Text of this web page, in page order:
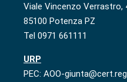
Viale Vincenzo Verrastro,
85100 Potenza PZ
Tel 0971 661111
URP
PEC: AOO-